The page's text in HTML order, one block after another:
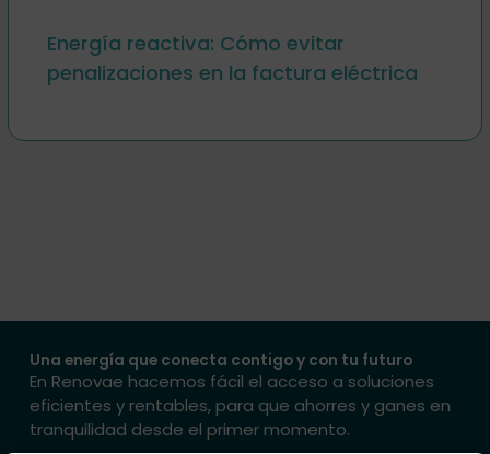
Energía reactiva: Cómo evitar
penalizaciones en la factura eléctrica
Una energía que conecta contigo y con tu futuro
En Renovae hacemos fácil el acceso a soluciones
eficientes y rentables, para que ahorres y ganes en
tranquilidad desde el primer momento.